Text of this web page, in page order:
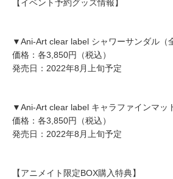
【イベント予約グッズ情報】
▼Ani-Art clear label シャワーサンダル（
価格：各3,850円（税込）
発売日：2022年8月上旬予定
▼Ani-Art clear label キャラファインマッ
価格：各3,850円（税込）
発売日：2022年8月上旬予定
【アニメイト限定BOX購入特典】